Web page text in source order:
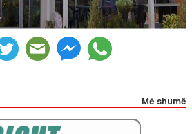
Më shumë